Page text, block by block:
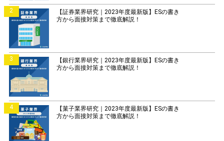
2
【証券業界研究｜2023年度最新版】ESの書き
方から面接対策まで徹底解説！
3
【銀行業界研究｜2023年度最新版】ESの書き
方から面接対策まで徹底解説！
4
【菓子業界研究｜2023年度最新版】ESの書き
方から面接対策まで徹底解説！